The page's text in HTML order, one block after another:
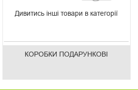
Дивитись інші товари в категорії
КОРОБКИ ПОДАРУНКОВІ